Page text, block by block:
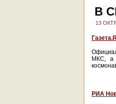
В
13
МКС, а
РИА